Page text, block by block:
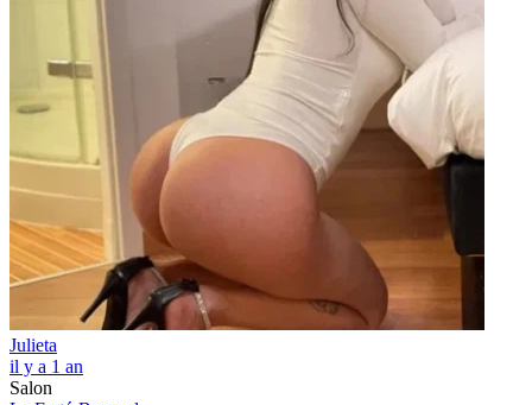
Julieta
il y a 1 an
Salon